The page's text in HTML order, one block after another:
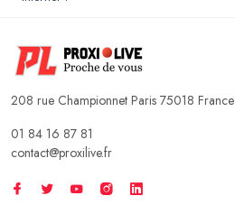
208 rue Championnet Paris 75018 France
01 84 16 87 81
contact@proxilive.fr